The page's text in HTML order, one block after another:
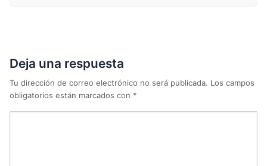
Deja una respuesta
Tu dirección de correo electrónico no será publicada. Los campos
obligatorios están marcados con *